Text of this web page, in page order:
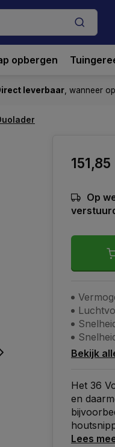
opbergen
leverbaar , wanneer
151,85
Op
Bekijk
Het 36
en
Lees